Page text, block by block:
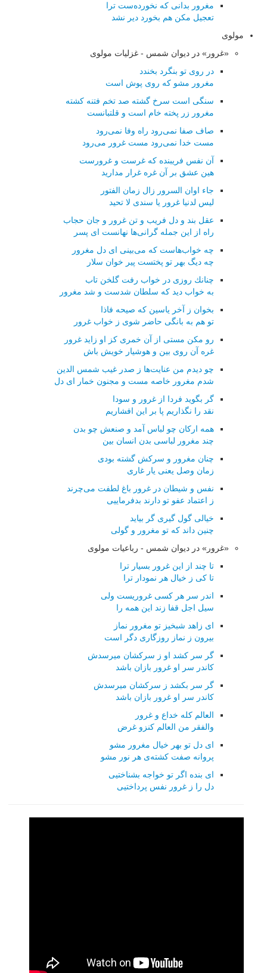
مغرور بدانی که نخورده‌ست ترا
تعجیل مکن هم بخورد دیر نشد
مولوی
«غرور» در دیوان شمس - غزلیات مولوی
در روی تو بنگرد بخندد
مغرور مشو كه روی پوش است
سنگی است سرخ گشته صد تخم فتنه كشته
مغرور زر پخته خام است و قلتبانست
صاف صفا نمی‌رود راه وفا نمی‌رود
مست خدا نمی‌رود مست غرور می‌رود
آن نفس فریبنده كه غرست و غرورست
هین عشق بر آن غره غرار مدارید
جاء اوان السرور زال زمان الفتور
لیس لدنیا غرور یا سندی لا تحید
عقل بند و دل فریب و تن غرور و جان حجاب
راه از این جمله گرانی‌ها نهانست ای پسر
چه خواب‌هاست كه می‌بینی ای دل مغرور
چه دیگ بهر تو پختست پیر خوان سلار
چنانك روزی در خواب رفت گلخن تاب
به خواب دید كه سلطان شدست و شد مغرور
بخوان ز آخر یاسین كه صیحه فاذا
تو هم به بانگی حاضر شوی ز خواب غرور
رو مكن مستی از آن خمری كز او زاید غرور
غره آن روی بین و هوشیار خویش باش
چو دیدم من عنایت‌ها ز صدر غیب شمس الدین
شدم مغرور خاصه مست و مجنون خمار ای دل
گر بگوید فردا از غرور و سودا
نقد را نگذاریم پا بر این افشاریم
همه اركان چو لباس آمد و صنعش چو بدن
چند مغرور لباسی بدن انسان بین
چنان مغرور و سركش گشته بودی
زمان وصل یعنی یار غاری
نفس و شیطان در غرور باغ لطفت می‌چرند
ز اعتماد عفو تو دارند بدفرماییی
خیالی گول گیری گر بیاید
چنین داند كه تو مغرور و گولی
«غرور» در دیوان شمس - رباعیات مولوی
تا چند از این غرور بسیار ترا
تا کی ز خیال هر نمودار ترا
اندر سر هر کسی غروریست ولی
سیل اجل قفا زند این همه را
ای زاهد شبخیز تو مغرور نماز
بیرون ز نماز روزگاری دگر است
گر سر کشد او ز سرکشان میرسدش
کاندر سر او غرور بازان باشد
گر سر بکشد ز سرکشان میرسدش
کاندر سر او غرور بازان باشد
العالم کله خداع و غرور
والفقر من العالم کنزو غرض
ای دل تو بهر خیال مغرور مشو
پروانه صفت کشته‌ی هر نور مشو
ای بنده اگر تو خواجه بشناختیی
دل را ز غرور نفس پرداختیی